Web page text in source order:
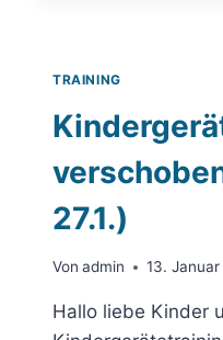
TRAINING
27.1.)
Von admin 13. Januar
Hallo liebe Kinder